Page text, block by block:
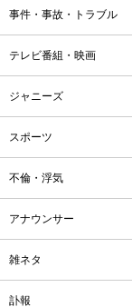
事件・事故・トラブル
テレビ番組・映画
ジャニーズ
スポーツ
不倫・浮気
アナウンサー
雑ネタ
訃報